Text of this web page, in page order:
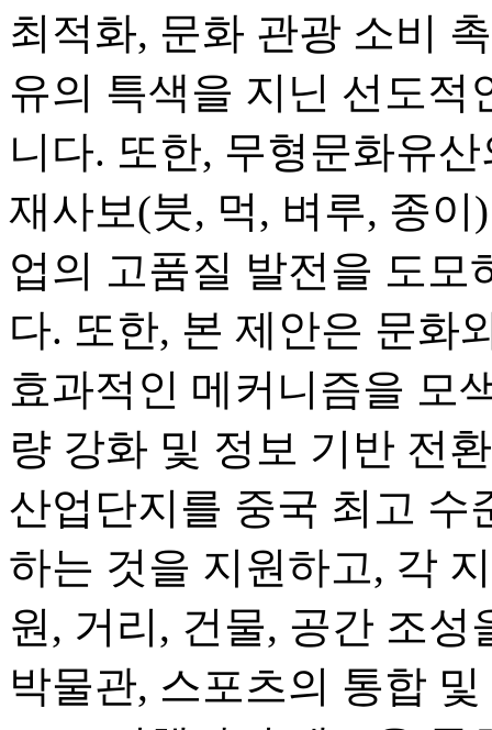
최적화, 문화 관광 소비
유의 특색을 지닌 선도적
니다. 또한, 무형문화유
재사보(붓, 먹, 벼루, 종
업의 고품질 발전을 도모
다. 또한, 본 제안은 문화
효과적인 메커니즘을 모
량 강화 및 정보 기반 전
산업단지를 중국 최고 수
하는 것을 지원하고, 각
원, 거리, 건물, 공간 조
박물관, 스포츠의 통합